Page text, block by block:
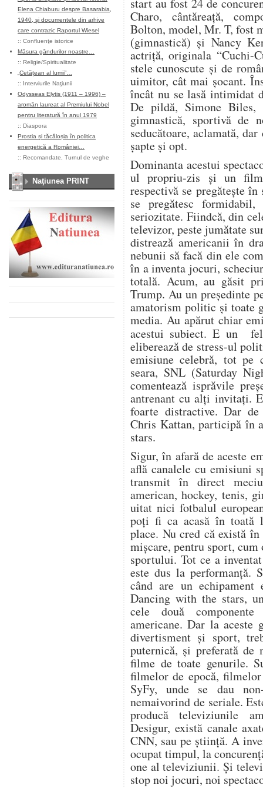
Elena Chiaburu despre Basarabia,
1940, și documentele din arhive
care contrazic Raportul Wiesel
:: Confluenţe istorice
Măsura gândurilor noastre…
:: Religie/Spiritualitate
„Cetățean al lumii”…
:: Interviurile Naţiunii
Odysseas Elytis (1911 – 1996) –
aromân laureat al Premiului Nobel
pentru literatură în anul 1979
:: Diaspora
Prostia și tăcăloșia în politica
energetică a României…
:: Recomandate Turnul de veghe
Naţiunea PRINT
start au fost 24 de
Charo, cântăreață,
Bolton, model, Mr. T, fost
(gimnastică) și Nancy
actriță, originala “Cuchi-
stele cunoscute și de
uimitor, cât mai șocant.
încât nu se lasă intimidat
De pildă, Simone Biles,
gimnastică, sportivă de
seducătoare, aclamată,
șapte și opt.
Dominanta acestui
ul propriu-zis și un
respectivă se pregătește
se pregătesc
seriozitate. Fiindcă, din
televizor, peste jumătate
distrează americanii în
nebunii să facă din ele
în a inventa jocuri,
totală. Acum, au găsit
Trump. Au un președinte
amatorism politic și toate
media. Au apărut chiar
acestui subiect. E un
eliberează de stress-ul
emisiune celebră, tot pe
seara, SNL (Saturday
comentează isprăvile
antrenant cu alți invitați.
foarte distractive. Dar
Chris Kattan, participă în
stars.
Sigur, în afară de aceste
află canalele cu emisiuni
transmit în direct
american, hockey, tenis,
uitat nici fotbalul
poți fi ca acasă în toată
place. Nu cred că există
mișcare, pentru sport,
sportului. Tot ce a
este dus la performanță.
când are un
Dancing with the stars,
cele două
americane. Dar la aceste
divertisment și sport,
puternică, și preferată
filme de toate genurile.
filmelor de epocă,
SyFy, unde se dau
nemaivorind de seriale.
producă televiziunile
Desigur, există canale
CNN, sau pe știință. A
ocupat timpul, la
one al televiziunii. Și
stop noi jocuri, noi